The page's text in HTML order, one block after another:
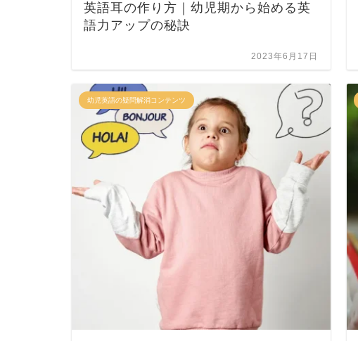
英語耳の作り方｜幼児期から始める英
語力アップの秘訣
2023年6月17日
幼児英語の疑問解消コンテンツ